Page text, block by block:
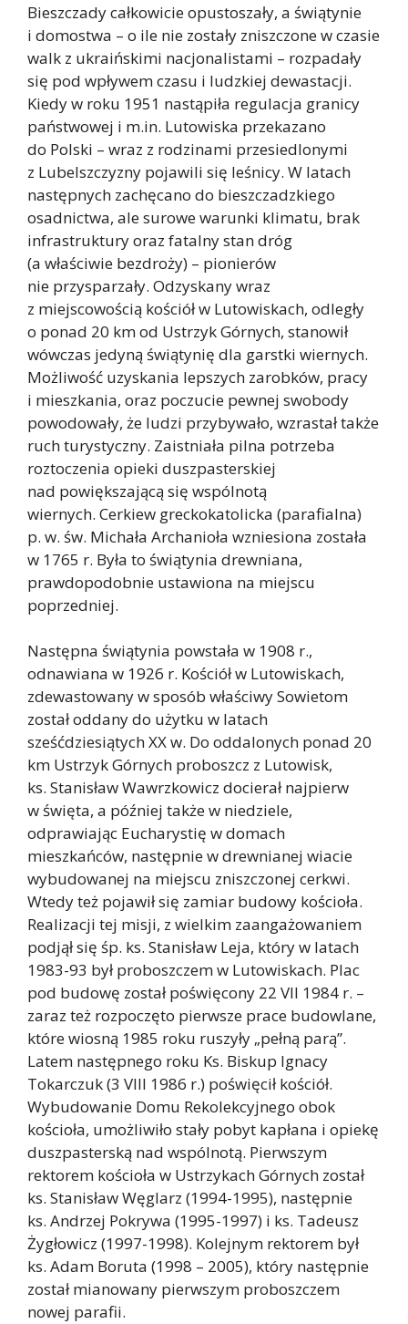
Bieszczady całkowicie opustoszały, a świątynie
i domostwa – o ile nie zostały zniszczone w czasie
walk z ukraińskimi nacjonalistami – rozpadały
się pod wpływem czasu i ludzkiej dewastacji.
Kiedy w roku 1951 nastąpiła regulacja granicy
państwowej i m.in. Lutowiska przekazano
do Polski – wraz z rodzinami przesiedlonymi
z Lubelszczyzny pojawili się leśnicy. W latach
następnych zachęcano do bieszczadzkiego
osadnictwa, ale surowe warunki klimatu, brak
infrastruktury oraz fatalny stan dróg
(a właściwie bezdroży) – pionierów
nie przysparzały. Odzyskany wraz
z miejscowością kościół w Lutowiskach, odległy
o ponad 20 km od Ustrzyk Górnych, stanowił
wówczas jedyną świątynię dla garstki wiernych.
Możliwość uzyskania lepszych zarobków, pracy
i mieszkania, oraz poczucie pewnej swobody
powodowały, że ludzi przybywało, wzrastał także
ruch turystyczny. Zaistniała pilna potrzeba
roztoczenia opieki duszpasterskiej
nad powiększającą się wspólnotą
wiernych. Cerkiew greckokatolicka (parafialna)
p. w. św. Michała Archanioła wzniesiona została
w 1765 r. Była to świątynia drewniana,
prawdopodobnie ustawiona na miejscu
poprzedniej.
Następna świątynia powstała w 1908 r.,
odnawiana w 1926 r. Kościół w Lutowiskach,
zdewastowany w sposób właściwy Sowietom
został oddany do użytku w latach
sześćdziesiątych XX w. Do oddalonych ponad 20
km Ustrzyk Górnych proboszcz z Lutowisk,
ks. Stanisław Wawrzkowicz docierał najpierw
w święta, a później także w niedziele,
odprawiając Eucharystię w domach
mieszkańców, następnie w drewnianej wiacie
wybudowanej na miejscu zniszczonej cerkwi.
Wtedy też pojawił się zamiar budowy kościoła.
Realizacji tej misji, z wielkim zaangażowaniem
podjął się śp. ks. Stanisław Leja, który w latach
1983-93 był proboszczem w Lutowiskach. Plac
pod budowę został poświęcony 22 VII 1984 r. –
zaraz też rozpoczęto pierwsze prace budowlane,
które wiosną 1985 roku ruszyły „pełną parą”.
Latem następnego roku Ks. Biskup Ignacy
Tokarczuk (3 VIII 1986 r.) poświęcił kościół.
Wybudowanie Domu Rekolekcyjnego obok
kościoła, umożliwiło stały pobyt kapłana i opiekę
duszpasterską nad wspólnotą. Pierwszym
rektorem kościoła w Ustrzykach Górnych został
ks. Stanisław Węglarz (1994-1995), następnie
ks. Andrzej Pokrywa (1995-1997) i ks. Tadeusz
Żygłowicz (1997-1998). Kolejnym rektorem był
ks. Adam Boruta (1998 – 2005), który następnie
został mianowany pierwszym proboszczem
nowej parafii.